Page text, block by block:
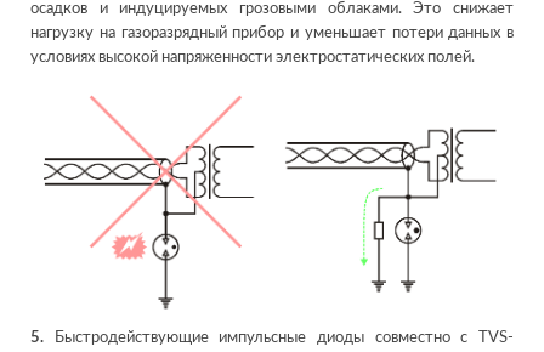
осадков и индуцируемых грозовыми облаками. Это снижает
нагрузку на газоразрядный прибор и уменьшает потери данных в
условиях высокой напряженности электростатических полей.
5. Быстродействующие импульсные диоды совместно с TVS-